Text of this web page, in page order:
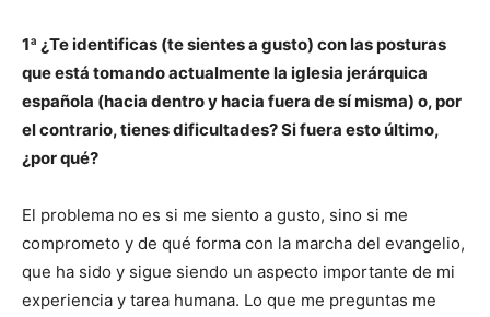
1ª ¿Te identificas (te sientes a gusto) con las posturas
que está tomando actualmente la iglesia jerárquica
española (hacia dentro y hacia fuera de sí misma) o, por
el contrario, tienes dificultades? Si fuera esto último,
¿por qué?
El problema no es si me siento a gusto, sino si me
comprometo y de qué forma con la marcha del evangelio,
que ha sido y sigue siendo un aspecto importante de mi
experiencia y tarea humana. Lo que me preguntas me